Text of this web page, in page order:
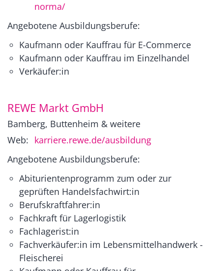
norma/
Angebotene Ausbildungsberufe:
Kaufmann oder Kauffrau für E-Commerce
Kaufmann oder Kauffrau im Einzelhandel
Verkäufer:in
REWE Markt GmbH
Bamberg, Buttenheim & weitere
Web: karriere.rewe.de/ausbildung
Angebotene Ausbildungsberufe:
Abiturientenprogramm zum oder zur
geprüften Handelsfachwirt:in
Berufskraftfahrer:in
Fachkraft für Lagerlogistik
Fachlagerist:in
Fachverkäufer:in im Lebensmittelhandwerk -
Fleischerei